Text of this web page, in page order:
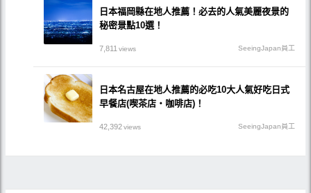
日本福岡縣在地人推薦！必去的人氣美麗夜景的
秘密景點10選！
7,811 views SeeingJapan員工
日本名古屋在地人推薦的必吃10大人氣好吃日式
早餐店(喫茶店・咖啡店)！
42,392views SeeingJapan員工